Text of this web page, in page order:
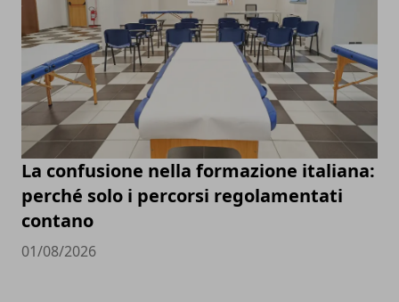
La confusione nella formazione italiana:
perché solo i percorsi regolamentati
contano
01/08/2026